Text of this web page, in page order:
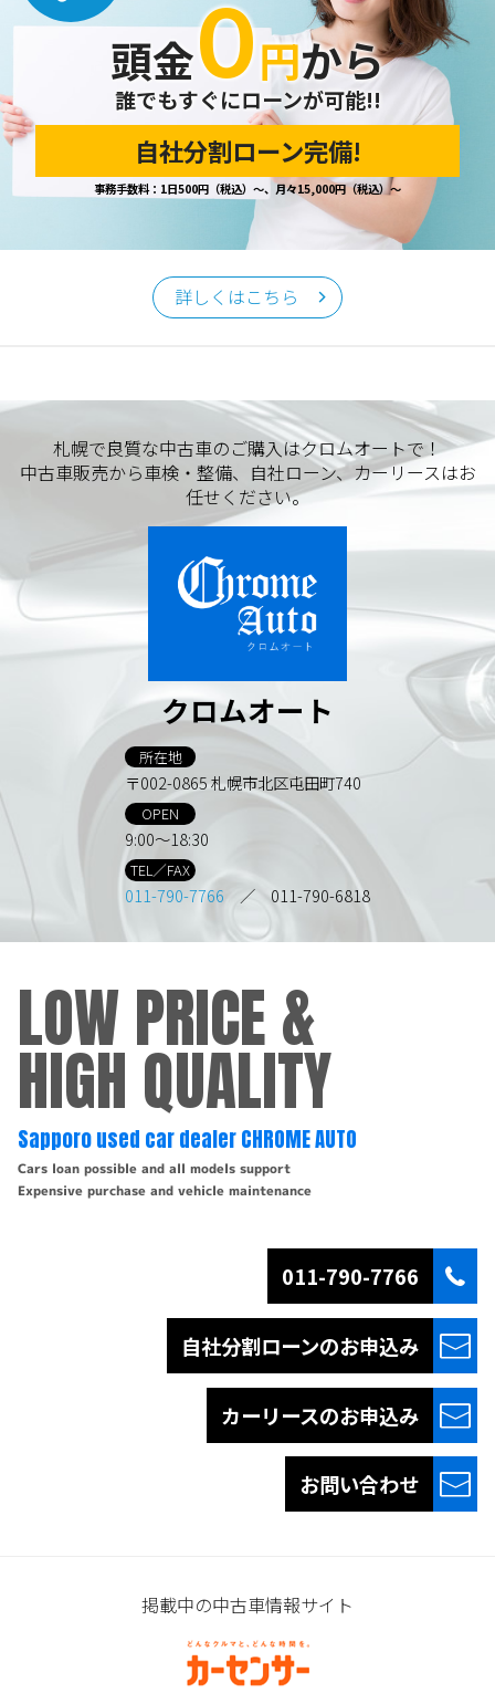
開示の請求があった場合は、迅速に対応いたします。
当ホームページが保有する個人情報の取り扱い、および訂
正・削除・開示等に関するお問い合わせ先は、以下の通りで
個人情報保護担当窓口
当社の「個人情報の取扱い」に関するお問い合わせは、下記
クロムオート
〒002-0865 札幌市北区屯田町740
TEL／011-790-7766FAX／011-790-6818
E-mail：info@chromeauto.co.jp
頭金０円から
誰でもすぐにローンが可能!!
自社分割ローン完備!
事務手数料：1日500円（税込）～、月々15,000円（税込）～
詳しくはこちら
札幌で良質な中古車のご購入はクロムオートで！
中古車販売から車検・整備、自社ローン、カーリースはお
任せください。
クロムオート
所在地
〒002-0865 札幌市北区屯田町740
OPEN
9:00～18:30
TEL／FAX
011-790-7766 ／ 011-790-6818
LOW PRICE &
HIGH QUALITY
Sapporo used car dealer CHROME AUTO
Cars loan possible and all models support
Expensive purchase and vehicle maintenance
011-790-7766
自社分割ローンのお申込み
カーリースのお申込み
お問い合わせ
掲載中の中古車情報サイト